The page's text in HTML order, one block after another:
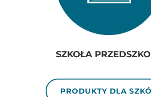
SZKOŁA
PRODUKTY DLA